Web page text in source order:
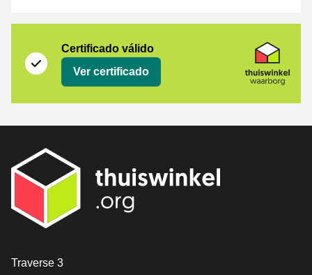
Certificado válido
Ver certificado
[_General:Contact]
Traverse 3